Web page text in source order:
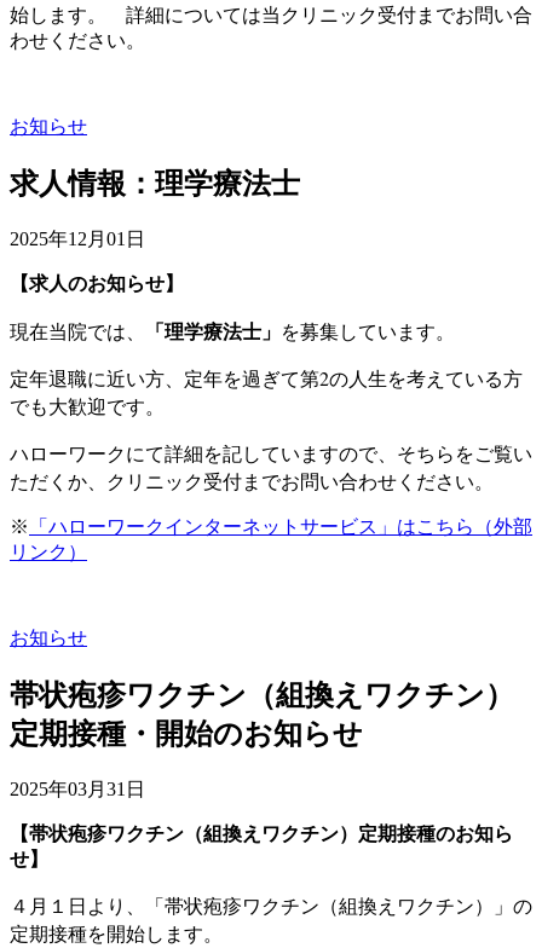
始します。 詳細については当クリニック受付までお問い合
わせください。
お知らせ
求人情報：理学療法士
2025年12月01日
【求人のお知らせ】
現在当院では、 「理学療法士」 を募集しています。
定年退職に近い方、定年を過ぎて第2の人生を考えている方
でも大歓迎です。
ハローワークにて詳細を記していますので、そちらをご覧い
ただくか、クリニック受付までお問い合わせください。
※
「ハローワークインターネットサービス」はこちら（外部
リンク）
お知らせ
帯状疱疹ワクチン（組換えワクチン）
定期接種・開始のお知らせ
2025年03月31日
【帯状疱疹ワクチン（組換えワクチン）定期接種のお知ら
せ】
４月１日より、「帯状疱疹ワクチン（組換えワクチン）」の
定期接種を開始します。